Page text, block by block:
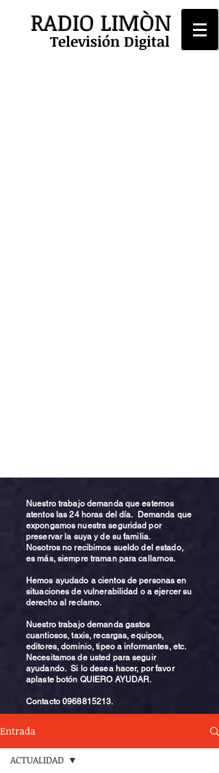
RADIO LIMÒN
Televisión Digital
Nuestro trabajo demanda que estemos
atentos las 24 horas del día. Demanda que
expongamos nuestra seguridad por
preservar la suya y de su familia.
Nosotros no recibimos sueldo del estado,
es más, siempre traman para callarnos.
Hemos ayudado a cientos de personas en
situaciones de vulnerabilidad o a ejercer su
derecho al reclamo.
Nuestro trabajo demanda gastos
cuantiosos, taxis, recargas, equipos,
editores, dominio, tipeo a informantes, etc.
Necesitamos de usted para seguir
ayudando. Si lo desea hacer, por favor
aplaste botón QUIERO AYUDAR.
Contacto0968815213.
Entrada
ACTUALIDAD